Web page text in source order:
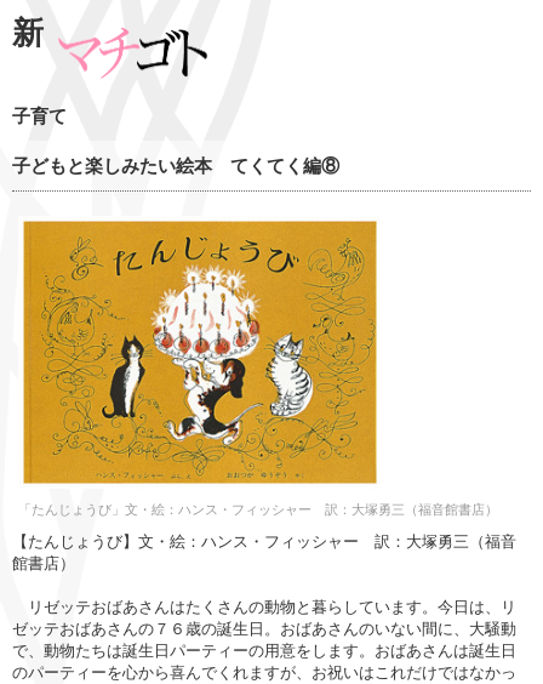
新
子育て
子どもと楽しみたい絵本 てくてく編⑧
「たんじょうび」文・絵：ハンス・フィッシャー 訳：大塚勇三（福音館書店）
【たんじょうび】文・絵：ハンス・フィッシャー 訳：大塚勇三（福音
館書店）
リゼッテおばあさんはたくさんの動物と暮らしています。今日は、リ
ゼッテおばあさんの７６歳の誕生日。おばあさんのいない間に、大騒動
で、動物たちは誕生日パーティーの用意をします。おばあさんは誕生日
のパーティーを心から喜んでくれますが、お祝いはこれだけではなかっ